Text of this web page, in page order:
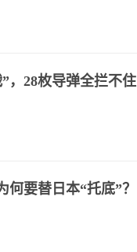
，28枚导弹全拦不住
要替日本“托底”？